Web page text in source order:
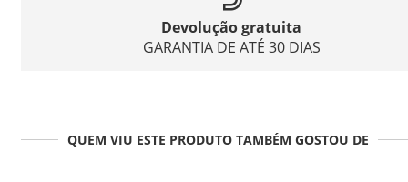
Devolução gratuita
GARANTIA DE ATÉ 30 DIAS
QUEM VIU ESTE PRODUTO TAMBÉM GOSTOU DE